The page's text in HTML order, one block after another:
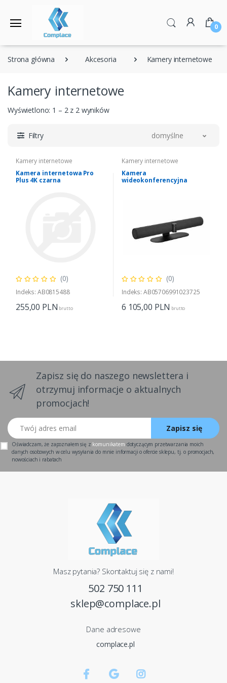
0
Strona główna Akcesoria Kamery internetowe
Kamery internetowe
Wyświetlono: 1 – 2 z 2 wyników
Filtry domyślne
Kamery internetowe
Kamera internetowa Pro
Plus 4K czarna
(0)
Indeks: AB0815488
255,00 PLN brutto
Kamery internetowe
Kamera
wideokonferencyjna
(0)
Indeks: AB05706991023725
6 105,00 PLN brutto
Zapisz się do naszego newslettera i
otrzymuj informacje o aktualnych
promocjach!
Twój adres email
Zapisz się
Oświadczam, że zapoznałem się z komunikatem dotyczącym przetwarzania moich
danych osobowych w celu wysyłania do mnie informacji o ofercie sklepu, tj. o promocjach,
nowościach i rabatach
Masz pytania? Skontaktuj się z nami!
502 750 111
sklep@complace.pl
Dane adresowe
complace.pl